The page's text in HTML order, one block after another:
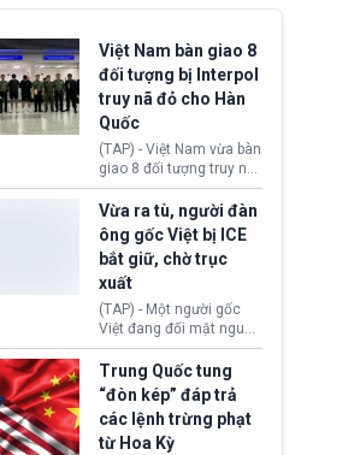
Việt Nam bàn giao 8
đối tượng bị Interpol
truy nã đỏ cho Hàn
Quốc
(TAP) - Việt Nam vừa bàn
giao 8 đối tượng truy nã
đỏ Interpol cho lực lượng
chức năng Hàn Quốc.
Nhóm này bị xác định
lừa đảo 619 nạn nhân,
chiếm đoạt hơn 17,7 tỷ
KRW.
Vừa ra tù, người đàn
ông gốc Việt bị ICE
bắt giữ, chờ trục
xuất
(TAP) - Một người gốc
Việt đang đối mặt nguy
cơ bị trục xuất khỏi Hoa
Kỳ sau khi đã chấp hành
xong bản án liên quan
đến tội ác từ hơn 30
năm trước tại California.
Trung Quốc tung
“đòn kép” đáp trả
các lệnh trừng phạt
từ Hoa Kỳ